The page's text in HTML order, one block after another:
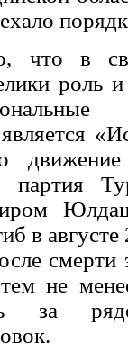
что в
роль
в августе
не
за